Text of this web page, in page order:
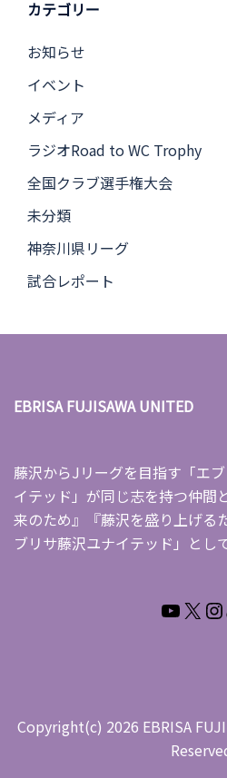
カテゴリー
お知らせ
イベント
メディア
ラジオRoad to WC Trophy
全国クラブ選手権大会
未分類
神奈川県リーグ
試合レポート
EBRISA FUJISAWA UNITED
藤沢からJリーグを目指す「エ
イテッド」が同じ志を持つ仲間
来のため』『藤沢を盛り上げる
ブリサ藤沢ユナイテッド」とし
Copyright(c) 2026 EBRISA